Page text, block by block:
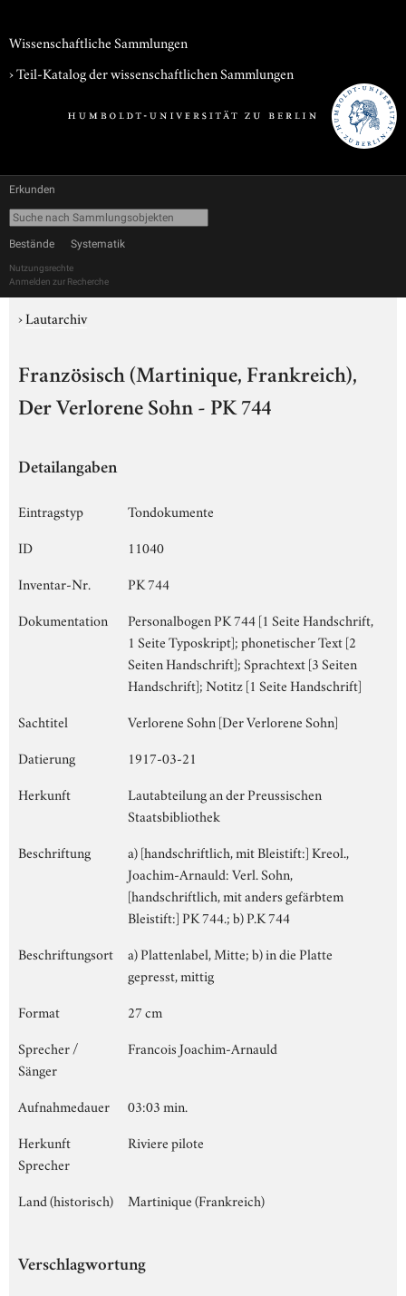
Wissenschaftliche Sammlungen
› Teil-Katalog der wissenschaftlichen Sammlungen
Erkunden
Bestände Systematik
Nutzungsrechte
Anmelden zur Recherche
›Lautarchiv
Französisch (Martinique, Frankreich),
Der Verlorene Sohn - PK 744
Detailangaben
Eintragstyp
Tondokumente
ID
11040
Inventar-Nr.
PK 744
Dokumentation
Personalbogen PK 744 [1 Seite Handschrift,
1 Seite Typoskript]; phonetischer Text [2
Seiten Handschrift]; Sprachtext [3 Seiten
Handschrift]; Notitz [1 Seite Handschrift]
Sachtitel
Verlorene Sohn [Der Verlorene Sohn]
Datierung
1917-03-21
Herkunft
Lautabteilung an der Preussischen
Staatsbibliothek
Beschriftung
a) [handschriftlich, mit Bleistift:] Kreol.,
Joachim-Arnauld: Verl. Sohn,
[handschriftlich, mit anders gefärbtem
Bleistift:] PK 744.; b) P.K 744
Beschriftungsort
a) Plattenlabel, Mitte; b) in die Platte
gepresst, mittig
Format
27 cm
Sprecher /
Sänger
Francois Joachim-Arnauld
Aufnahmedauer
03:03 min.
Herkunft
Sprecher
Riviere pilote
Land (historisch) Martinique (Frankreich)
Verschlagwortung